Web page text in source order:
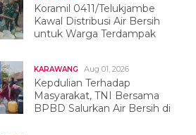
Koramil 0411/Telukjambe
Kawal Distribusi Air Bersih
untuk Warga Terdampak
KARAWANG Aug 01, 2026
Kepdulian Terhadap
Masyarakat, TNI Bersama
BPBD Salurkan Air Bersih di